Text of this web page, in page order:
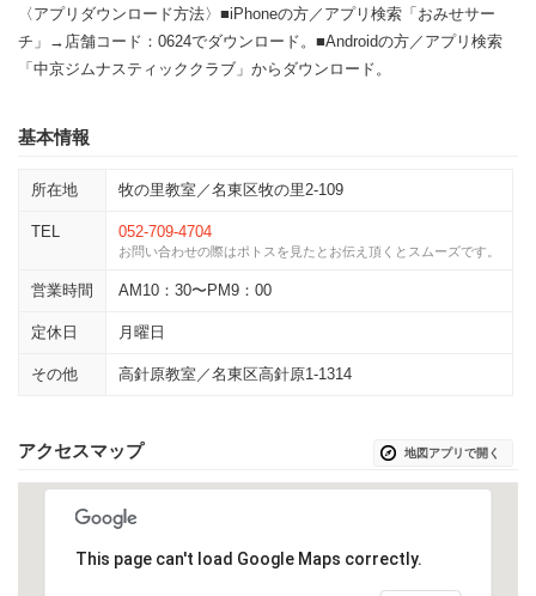
〈アプリダウンロード方法〉■iPhoneの方／アプリ検索「おみせサー
チ」→店舗コード：0624でダウンロード。■Androidの方／アプリ検索
「中京ジムナスティッククラブ」からダウンロード。
基本情報
所在地 牧の里教室／名東区牧の里2-109
TEL 052-709-4704
お問い合わせの際はポトスを見たとお伝え頂くとスムーズです。
営業時間 AM10：30〜PM9：00
定休日 月曜日
その他 高針原教室／名東区高針原1-1314
アクセスマップ 地図アプリで開く
This page can't load Google Maps correctly.